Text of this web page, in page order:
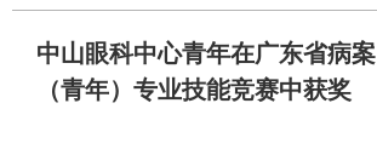
中山眼科中心青年在广东省病案
（青年）专业技能竞赛中获奖